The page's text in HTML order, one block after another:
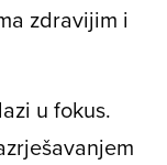
zdravijim i
u fokus.